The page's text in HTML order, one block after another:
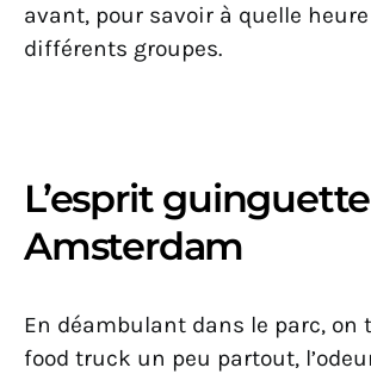
avant, pour savoir à quelle
différents groupes.
L’esprit
Amsterdam
En déambulant dans le parc, on
food truck un peu partout,